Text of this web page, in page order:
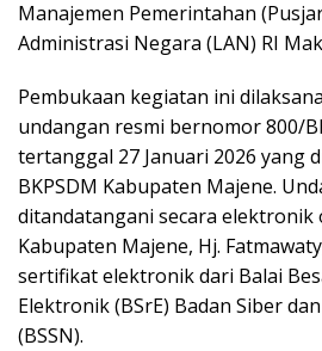
Manajemen Pemerintahan
Administrasi Negara (LAN) RI
Pembukaan kegiatan ini
undangan resmi bernomor 800/
tertanggal 27 Januari 2026 yang
BKPSDM Kabupaten Majene.
ditandatangani secara elektronik
Kabupaten Majene, Hj.
sertifikat elektronik dari Balai
Elektronik (BSrE) Badan Siber
(BSSN).